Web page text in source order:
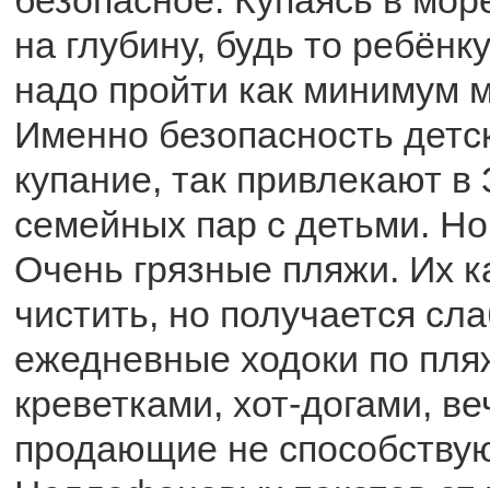
на глубину, будь то
надо пройти как минимум
Именно безопасность
купание, так привлекают в
семейных пар с детьми.
Очень грязные пляжи. Их
чистить, но получается
ежедневные ходоки по
креветками, хот-догами,
продающие не